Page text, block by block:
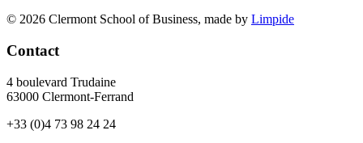
© 2026 Clermont School of Business, made by Limpide
Contact
4 boulevard Trudaine
63000 Clermont-Ferrand
+33 (0)4 73 98 24 24